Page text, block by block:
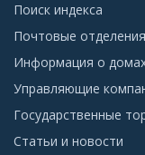
Поиск индекса
Почтовые отделения
Информация о
Управляющие
Государственные
Статьи и новости